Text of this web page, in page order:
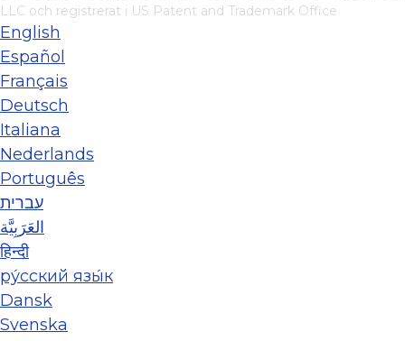
LLC och registrerat i US Patent and Trademark Office
English
Español
Français
Deutsch
Italiana
Nederlands
Português
עברית
العَرَبِيَّة
हिन्दी
ру́сский язы́к
Dansk
Svenska